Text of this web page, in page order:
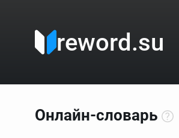
reword.su
Онлайн-словарь